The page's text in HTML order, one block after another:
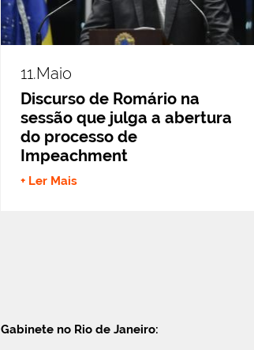
11.maio
Discurso de Romário na
sessão que julga a abertura
do processo de
Impeachment
+ Ler Mais
Gabinete no Rio de Janeiro: